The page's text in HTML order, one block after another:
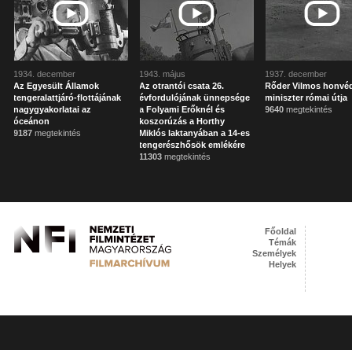
1934. december
Az Egyesült Államok
tengeralattjáró-flottájának
nagygyakorlatai az
óceánon
9187 megtekintés
1943. május
Az otrantói csata 26.
évfordulójának ünnepsége
a Folyami Erőknél és
koszorúzás a Horthy
Miklós laktanyában a 14-es
tengerészhősök emlékére
11303 megtekintés
1937. december
Rőder Vilmos
miniszter római útja
9640 megtekintés
Főoldal
Témák
Személyek
Helyek